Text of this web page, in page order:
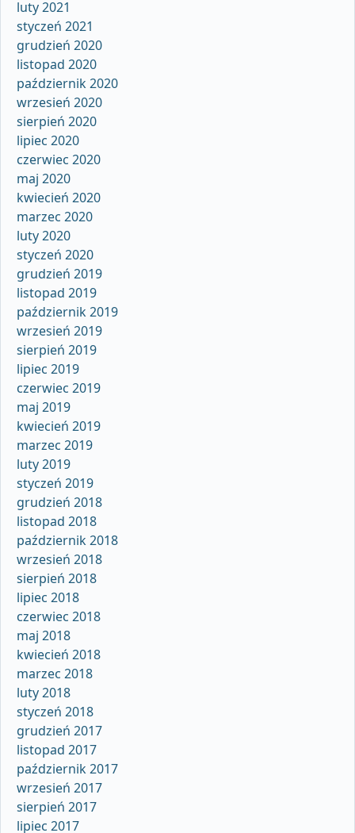
luty 2021
styczeń 2021
grudzień 2020
listopad 2020
październik 2020
wrzesień 2020
sierpień 2020
lipiec 2020
czerwiec 2020
maj 2020
kwiecień 2020
marzec 2020
luty 2020
styczeń 2020
grudzień 2019
listopad 2019
październik 2019
wrzesień 2019
sierpień 2019
lipiec 2019
czerwiec 2019
maj 2019
kwiecień 2019
marzec 2019
luty 2019
styczeń 2019
grudzień 2018
listopad 2018
październik 2018
wrzesień 2018
sierpień 2018
lipiec 2018
czerwiec 2018
maj 2018
kwiecień 2018
marzec 2018
luty 2018
styczeń 2018
grudzień 2017
listopad 2017
październik 2017
wrzesień 2017
sierpień 2017
lipiec 2017